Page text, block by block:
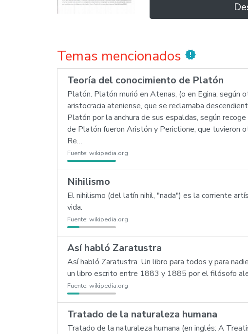
Temas mencionados new_releases
Teoría del conocimiento de Platón
Platón. Platón murió en Atenas, (o en Egina, según
aristocracia ateniense, que se reclamaba
Platón por la anchura de sus espaldas, según
de Platón fueron Aristón y Perictione, que tuvieron
Re…
Fuente: wikipedia.org
Nihilismo
El nihilismo (del latín nihil, "nada") es la corriente
vida.
Fuente: wikipedia.org
Así habló Zaratustra
Así habló Zaratustra. Un libro para todos y para
un libro escrito entre 1883 y 1885 por el filósofo
Fuente: wikipedia.org
Tratado de la naturaleza humana
Tratado de la naturaleza humana (en inglés: A